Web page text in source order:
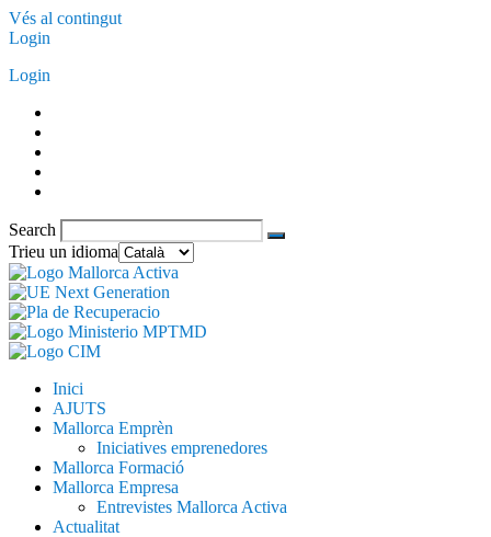
Vés al contingut
Login
Login
Search
Trieu un idioma
Inici
AJUTS
Mallorca Emprèn
Iniciatives emprenedores
Mallorca Formació
Mallorca Empresa
Entrevistes Mallorca Activa
Actualitat